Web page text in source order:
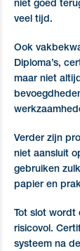
niet goed
veel tijd.
Ook
Diploma’s,
maar niet
Verder zijn
niet aansluit
gebruiken
papier en
Tot slot
risicovol.
systeem na